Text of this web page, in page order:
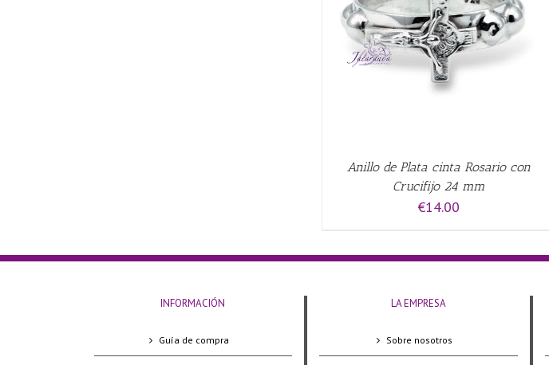
Anillo de Plata cinta Rosario con
Crucifijo 24 mm
€14.00
QUICK VIEW
INFORMACIÓN
Guía de compra
LA EMPRESA
Sobre nosotros